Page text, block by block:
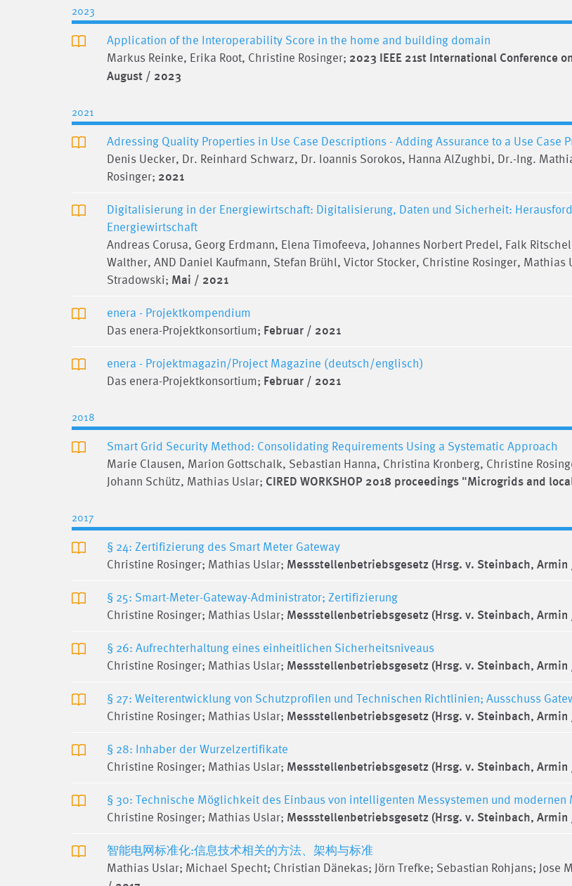
2023
Application of the Interoperability Score in the home and building domain
Markus Reinke, Erika Root, Christine Rosinger; 2023 IEEE 21st International Conference
August / 2023
2021
Adressing Quality Properties in Use Case Descriptions - Adding Assurance to a Use Case
Denis Uecker, Dr. Reinhard Schwarz, Dr. Ioannis Sorokos, Hanna AlZughbi, Dr.-Ing.
Rosinger; 2021
Digitalisierung in der Energiewirtschaft: Digitalisierung, Daten und Sicherheit:
Energiewirtschaft
Andreas Corusa, Georg Erdmann, Elena Timofeeva, Johannes Norbert Predel, Falk
Walther, AND Daniel Kaufmann, Stefan Brühl, Victor Stocker, Christine Rosinger, Mathias
Stradowski; Mai / 2021
enera - Projektkompendium
Das enera-Projektkonsortium; Februar / 2021
enera - Projektmagazin/Project Magazine (deutsch/englisch)
Das enera-Projektkonsortium; Februar / 2021
2018
Smart Grid Security Method: Consolidating Requirements Using a Systematic Approach
Marie Clausen, Marion Gottschalk, Sebastian Hanna, Christina Kronberg, Christine
Johann Schütz, Mathias Uslar; CIRED WORKSHOP 2018 proceedings "Microgrids and
2017
§ 24: Zertifizierung des Smart Meter Gateway
Christine Rosinger; Mathias Uslar; Messstellenbetriebsgesetz (Hrsg. v. Steinbach,
§ 25: Smart-Meter-Gateway-Administrator; Zertifizierung
Christine Rosinger; Mathias Uslar; Messstellenbetriebsgesetz (Hrsg. v. Steinbach,
§ 26: Aufrechterhaltung eines einheitlichen Sicherheitsniveaus
Christine Rosinger; Mathias Uslar; Messstellenbetriebsgesetz (Hrsg. v. Steinbach,
§ 27: Weiterentwicklung von Schutzprofilen und Technischen Richtlinien; Ausschuss
Christine Rosinger; Mathias Uslar; Messstellenbetriebsgesetz (Hrsg. v. Steinbach,
§ 28: Inhaber der Wurzelzertifikate
Christine Rosinger; Mathias Uslar; Messstellenbetriebsgesetz (Hrsg. v. Steinbach,
§ 30: Technische Möglichkeit des Einbaus von intelligenten Messystemen und modernen
Christine Rosinger; Mathias Uslar; Messstellenbetriebsgesetz (Hrsg. v. Steinbach,
智能电网标准化:信息技术相关的方法、架构与标准
Mathias Uslar; Michael Specht; Christian Dänekas; Jörn Trefke; Sebastian Rohjans; Jose